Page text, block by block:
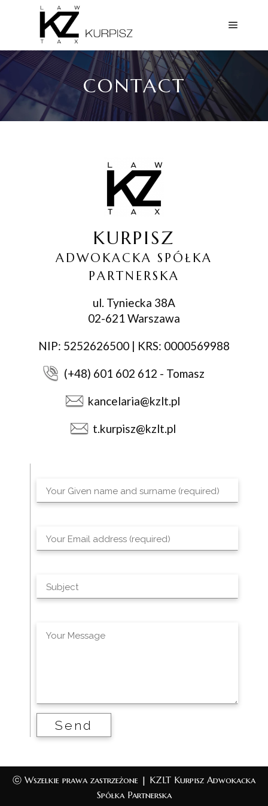
CONTACT
KURPISZ
ADWOKACKA SPÓŁKA
PARTNERSKA
ul. Tyniecka 38A
02-621 Warszawa
NIP: 5252626500 | KRS: 0000569988
(+48) 601 602 612 - Tomasz
kancelaria@kzlt.pl
t.kurpisz@kzlt.pl
ⓒ Wszelkie prawa zastrzeżone | KZLT Kurpisz Adwokacka
Spółka Partnerska